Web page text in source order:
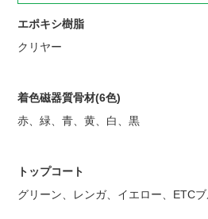
エポキシ樹脂
クリヤー
着色磁器質骨材(6色)
赤、緑、青、黄、白、黒
トップコート
グリーン、レンガ、イエロー、ETC